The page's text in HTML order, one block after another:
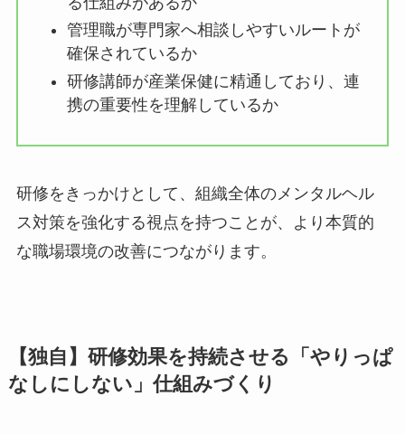
研修で見つかった課題を産業医と共有
する仕組みがあるか
管理職が専門家へ相談しやすいルート
が確保されているか
研修講師が産業保健に精通しており、
研修をきっかけとして、組織全体のメンタルヘル
ス対策を強化する視点を持つことが、より本質的
【独自】研修効果を持続させる「やりっ